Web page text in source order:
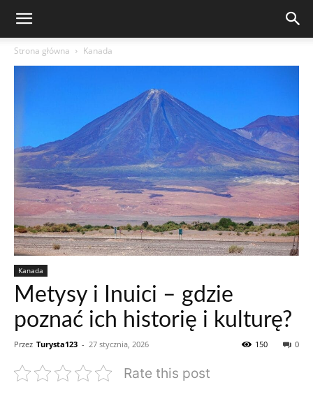
Strona główna Kanada
Kanada
Metysy i Inuici – gdzie
poznać ich historię i kulturę?
Przez Turysta123 - 27 stycznia, 2026 0
150
Rate this post